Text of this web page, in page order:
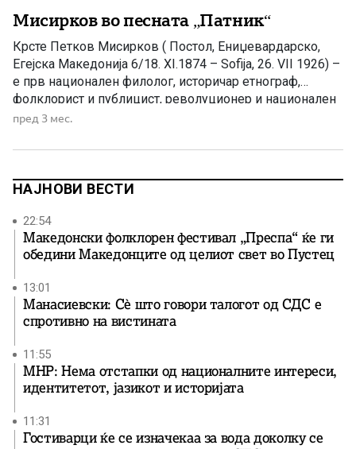
Мисирков во песната „Патник“
Крсте Петков Мисирков ( Постол, Ениџевардарско,
Егејска Македонија 6/18. XI.1874 – Sofija, 26. VII 1926) –
е прв национален филолог, историчар етнограф,
фолклорист и публицист, револуционер и национален
деец. Тој е најкомплетниот и најкомплесниот
македонски литературен јазик и правопис, автор на
првото […]
пред 3 мес.
НАЈНОВИ ВЕСТИ
22:54
Македонски фолклорен фестивал „Преспа“ ќе ги
обедини Македонците од целиот свет во Пустец
13:01
Манасиевски: Сè што говори талогот од СДС е
спротивно на вистината
11:55
МНР: Нема отстапки од националните интереси,
идентитетот, јазикот и историјата
11:31
Гостиварци ќе се изначекаа за вода доколку се